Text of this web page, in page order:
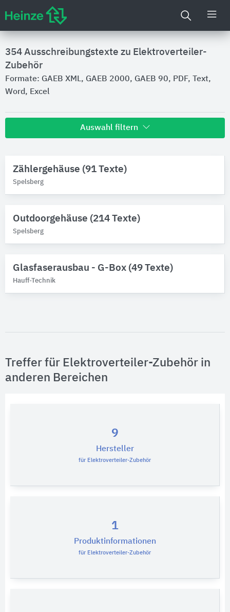
354 Ausschreibungstexte zu Elektroverteiler-
Zubehör
Formate: GAEB XML, GAEB 2000, GAEB 90, PDF, Text,
Word, Excel
Auswahl filtern
Spelsberg
Hauff-Technik
Elektroverteiler-Zubehör
Technische Bauteile
Technische Funktionen
Zählergehäuse (91 Texte)
Spelsberg
Outdoorgehäuse (214 Texte)
Spelsberg
Glasfaserausbau - G-Box (49 Texte)
Hauff-Technik
Treffer für Elektroverteiler-Zubehör in
anderen Bereichen
9
Hersteller
für Elektroverteiler-Zubehör
1
Produktinformationen
für Elektroverteiler-Zubehör